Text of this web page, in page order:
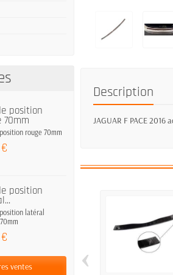
position
70mm
rouge 70mm
position
latéral
ventes
Description
JAGUAR F PACE
‹